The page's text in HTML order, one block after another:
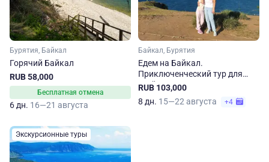
Бурятия, Байкал
Горячий Байкал
RUB 58,000
Бесплатная отмена
6 дн. 16—21 августа
Байкал, Бурятия
Едем на Байкал.
Приключенческий тур для
всей семьи
RUB 103,000
8 дн. 15—22 августа +4
Экскурсионные туры